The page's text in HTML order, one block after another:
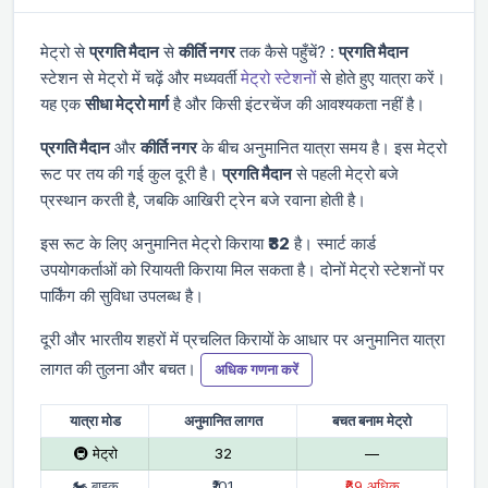
मेट्रो सेप्रगति मैदानसेकीर्ति नगरतक कैसे पहुँचें? :प्रगति मैदान
स्टेशन से मेट्रो में चढ़ें औरमध्यवर्तीमेट्रो स्टेशनोंसे होते हुए यात्रा करें।
यह एकसीधा मेट्रो मार्गहै और किसी इंटरचेंज की आवश्यकता नहीं है।
प्रगति मैदानऔरकीर्ति नगरके बीच अनुमानित यात्रा समयहै। इस मेट्रो
रूट पर तय की गई कुल दूरीहै।प्रगति मैदानसे पहली मेट्रोबजे
प्रस्थान करती है, जबकि आखिरी ट्रेनबजे रवाना होती है।
इस रूट के लिए अनुमानित मेट्रो किराया₹32 है। स्मार्ट कार्ड
उपयोगकर्ताओं को रियायती किराया मिल सकता है। दोनों मेट्रो स्टेशनों पर
पार्किंग की सुविधा उपलब्ध है।
दूरी और भारतीय शहरों में प्रचलित किरायों के आधार पर अनुमानित यात्रा
लागत की तुलना और बचत।
अधिक गणना करें
यात्रा मोड अनुमानित लागत
बचत बनाम मेट्रो
🚇 मेट्रो
₹32
—